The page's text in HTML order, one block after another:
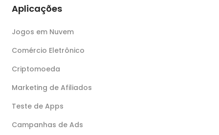
Aplicações
Jogos em Nuvem
Comércio Eletrônico
Criptomoeda
Marketing de Afiliados
Teste de Apps
Campanhas de Ads